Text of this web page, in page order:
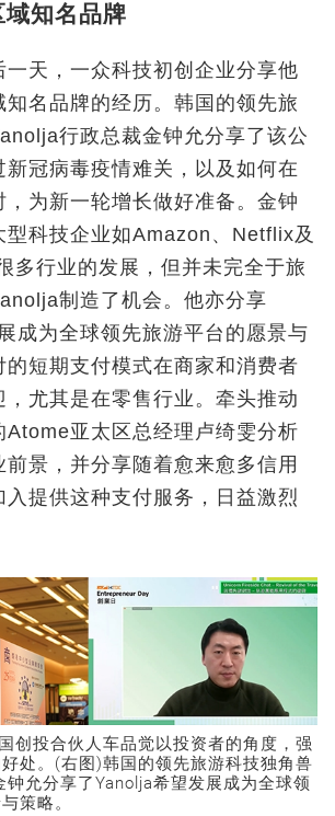
域知名品牌
一天，一众科技初创企业分享他
知名品牌的经历。韩国的领先旅
行政总裁金钟允分享了该公
新冠病毒疫情难关，以及如何在
，为新一轮增长做好准备。金钟
型科技企业如Amazon、Netflix及
多行业的发展，但并未完全于旅
制造了机会。他亦分享
成为全球领先旅游平台的愿景与
的短期支付模式在商家和消费者
，尤其是在零售行业。牵头推动
Atome亚太区总经理卢绮雯分析
景，并分享随着愈来愈多信用
入提供这种支付服务，日益激烈
创投合伙人车品觉以投资者的角度，强
处。(右图)韩国的领先旅游科技独角兽
钟允分享了Yanolja希望发展成为全球领
策略。